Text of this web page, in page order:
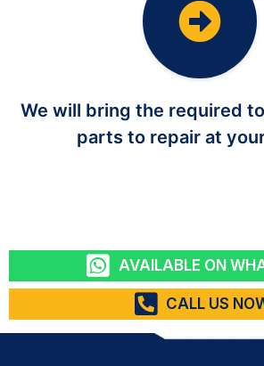
We will bring the required
parts to repair at
AVAILABLE ON
CALL US